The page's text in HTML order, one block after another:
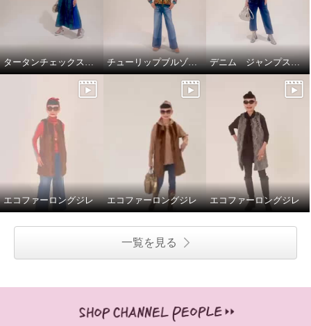
タータンチェックスカートで、新鮮スタイリング チューリップブルゾンと、ブラストパギーパンツ デニム ジャンプスーツ
エコファーロングジレ エコファーロングジレ エコファーロングジレ
一覧を見る